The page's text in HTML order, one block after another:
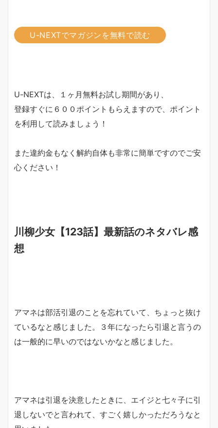
U-NEXTでマガジンを無料で読む
U-NEXTは、１ヶ月無料お試し期間があり、
登録すぐに６００ポイントもらえますので、ポイント
を利用して読みましょう！
また違約金もなく解約自体も非常に簡単ですのでご安
心ください！
川柳少女【123話】最新話のネタバレ感
想
アマネは部活引退のことを忘れていて、ちょっと抜け
ているなと感じました。３年になったら引退と言うの
は一般的に早いのではないかなと感じました。
アマネは引退を決意したときに、エイジと七々子に引
退しないでと言われて、すごく嬉しかっただろうなと